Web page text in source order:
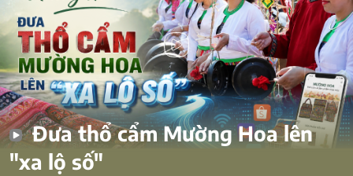
Đưa thổ cẩm Mường Hoa lên
"xa lộ số"